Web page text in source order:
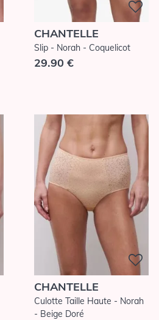
CHANTELLE
Slip - Norah - Coquelicot
29.90 €
CHANTELLE
Culotte Taille Haute - Norah
- Beige Doré